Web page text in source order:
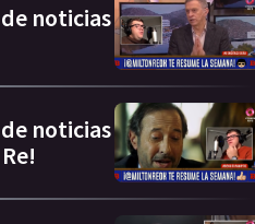
noticias
noticias